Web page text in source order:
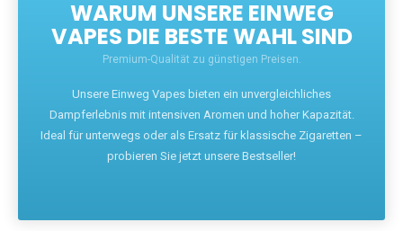
WARUM UNSERE EINWEG
VAPES DIE BESTE WAHL SIND
Premium-Qualität zu günstigen Preisen.
Unsere Einweg Vapes bieten ein unvergleichliches
Dampferlebnis mit intensiven Aromen und hoher Kapazität.
Ideal für unterwegs oder als Ersatz für klassische Zigaretten –
probieren Sie jetzt unsere Bestseller!